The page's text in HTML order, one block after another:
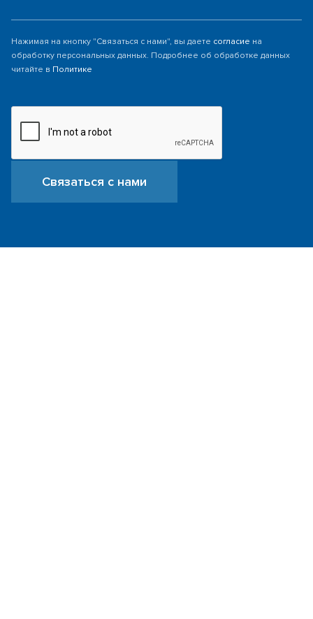
Нажимая на кнопку "Связаться с нами", вы даете согласие на
обработку персональных данных. Подробнее об обработке данных
читайте в Политике
Связаться с нами